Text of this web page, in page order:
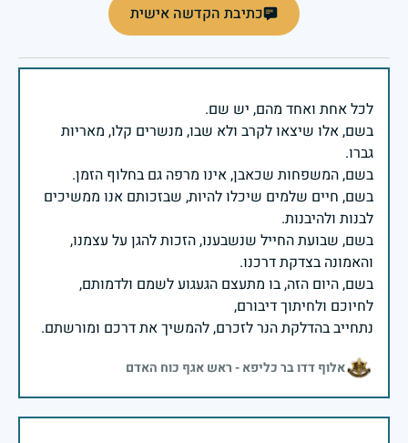
כתיבת הקדשה אישית
בשם, אלו שיצאו לקרב ולא שבו, מנשרים קלו, מאריות
בשם, חיים שלמים שיכלו להיות, שבזכותם אנו ממשיכים
בשם, שבועת החייל שנשבענו, הזכות להגן על עצמנו,
בשם, היום הזה, בו מתעצם הגעגוע לשמם ולדמותם,
נתחייב בהדלקת הנר לזכרם, להמשיך את דרכם ומורשתם.
אלוף דדו בר כליפא - ראש אגף כוח האדם